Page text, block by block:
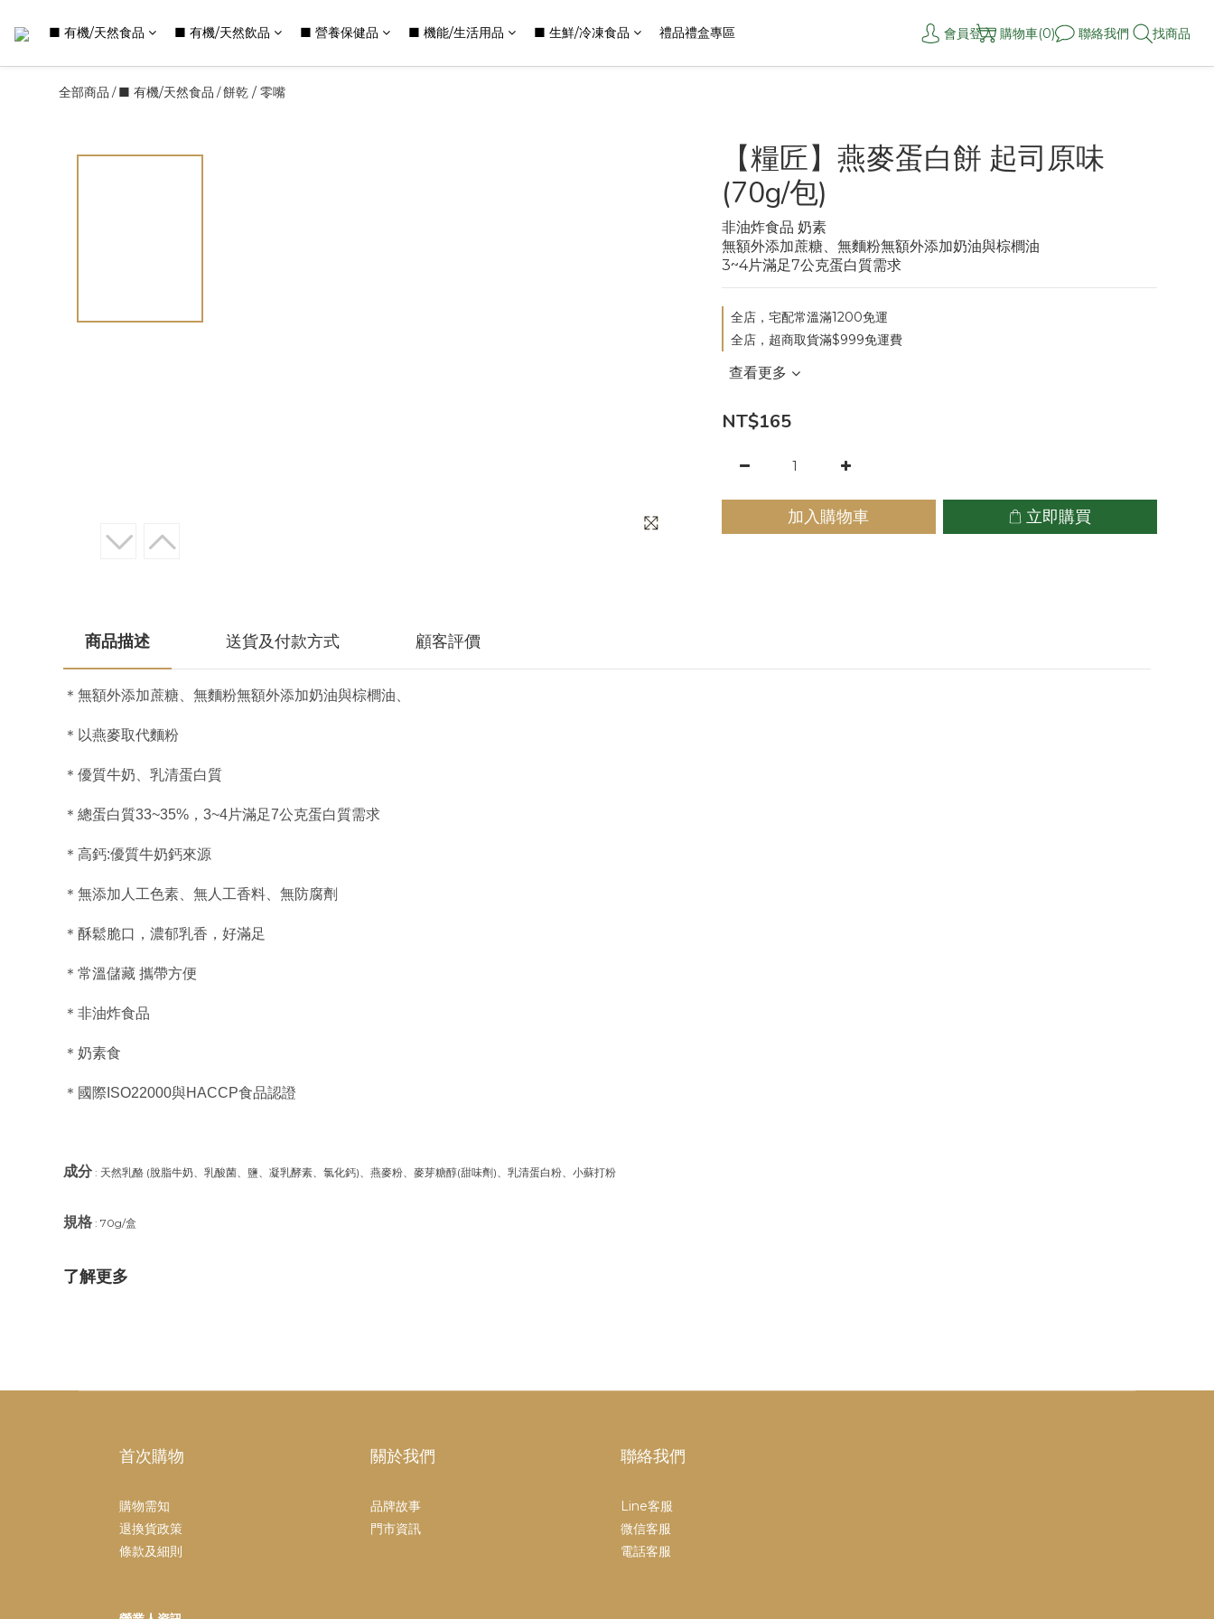
■ 有機/天然食品 ■ 有機/天然飲品 ■ 營養保健品 ■ 機能/生活用品 ■ 生鮮/冷凍食品 禮品禮盒專區 會員登入 購物車(0) 聯絡我們 找商品
全部商品 /■ 有機/天然食品 /餅乾 / 零嘴
【糧匠】燕麥蛋白餅 起司原味
(70g/包)
非油炸食品 奶素
無額外添加蔗糖、無麵粉無額外添加奶油與棕櫚油
3~4片滿足7公克蛋白質需求
全店，宅配常溫滿1200免運
全店，超商取貨滿$999免運費
查看更多
NT$165
加入購物車 立即購買
商品描述 送貨及付款方式 顧客評價
＊無額外添加蔗糖、無麵粉無額外添加奶油與棕櫚油、
＊以燕麥取代麵粉
＊優質牛奶、乳清蛋白質
＊總蛋白質33~35%，3~4片滿足7公克蛋白質需求
＊高鈣:優質牛奶鈣來源
＊無添加人工色素、無人工香料、無防腐劑
＊酥鬆脆口，濃郁乳香，好滿足
＊常溫儲藏 攜帶方便
＊非油炸食品
＊奶素食
＊國際ISO22000與HACCP食品認證
成分 : 天然乳酪 (脫脂牛奶、乳酸菌、鹽、凝乳酵素、氯化鈣)、燕麥粉、麥芽糖醇(甜味劑)、乳清蛋白粉、小蘇打粉
規格 : 70g/盒
了解更多
首次購物
購物需知
退換貨政策
條款及細則
關於我們
品牌故事
門市資訊
聯絡我們
Line客服
微信客服
電話客服